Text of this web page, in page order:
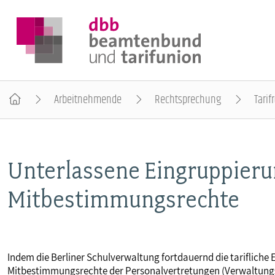
BEAMTINNEN & BEAMTE
POLITIK & POSITIONEN
Arbeitnehmende Rechtsprechung
Unterlassene
Mitbestimmungsrechte
Indem die Berliner Schulverwaltung fortdauernd die
Mitbestimmungsrechte der Personalvertretungen